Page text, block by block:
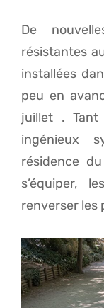
De
résistantes
installées
peu en
juillet . Tant
ingénieux
résidence
s’équiper,
renverser les